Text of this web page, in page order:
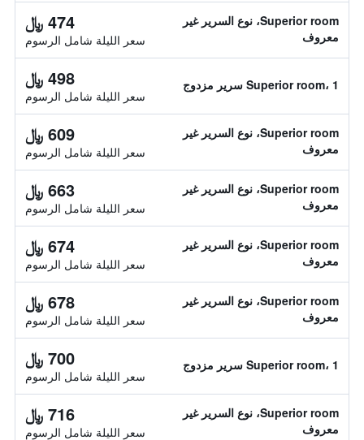
Superior room، نوع السرير غير
معروف
474 ﷼
سعر الليلة شامل الرسوم
Superior room، 1 سرير مزدوج 498 ﷼
سعر الليلة شامل الرسوم
Superior room، نوع السرير غير
معروف
609 ﷼
سعر الليلة شامل الرسوم
Superior room، نوع السرير غير
معروف
663 ﷼
سعر الليلة شامل الرسوم
Superior room، نوع السرير غير
معروف
674 ﷼
سعر الليلة شامل الرسوم
Superior room، نوع السرير غير
معروف
678 ﷼
سعر الليلة شامل الرسوم
Superior room، 1 سرير مزدوج 700 ﷼
سعر الليلة شامل الرسوم
Superior room، نوع السرير غير
معروف
716 ﷼
سعر الليلة شامل الرسوم